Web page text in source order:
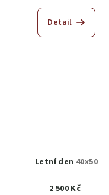
Detail
Letní den 40x50
2 500 Kč